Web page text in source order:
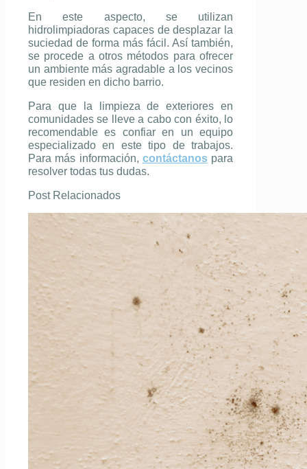
En este aspecto, se utilizan
hidrolimpiadoras capaces de desplazar la
suciedad de forma más fácil. Así también,
se procede a otros métodos para ofrecer
un ambiente más agradable a los vecinos
que residen en dicho barrio.
Para que la limpieza de exteriores en
comunidades se lleve a cabo con éxito, lo
recomendable es confiar en un equipo
especializado en este tipo de trabajos.
Para más información, contáctanospara
resolver todas tus dudas.
Post Relacionados